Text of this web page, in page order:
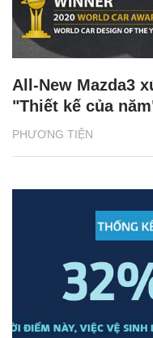
PHƯƠNG TIỆN
All-New Mazda3
"Thiết kế của